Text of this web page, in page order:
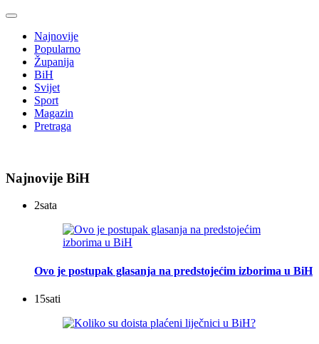
Najnovije
Popularno
Županija
BiH
Svijet
Sport
Magazin
Pretraga
Najnovije BiH
2sata
Ovo je postupak glasanja na predstojećim izborima u BiH
15sati